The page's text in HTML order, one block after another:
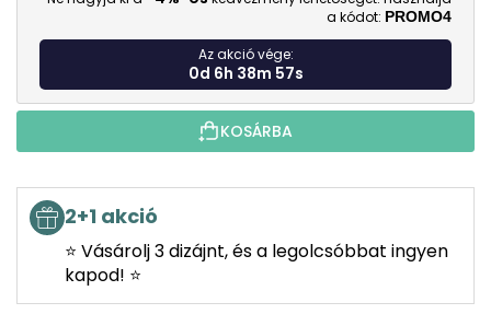
a kódot: PROMO4
Az akció vége:
0d 6h 38m 56s
KOSÁRBA
2+1 akció
⭐ Vásárolj 3 dizájnt, és a legolcsóbbat ingyen
kapod! ⭐